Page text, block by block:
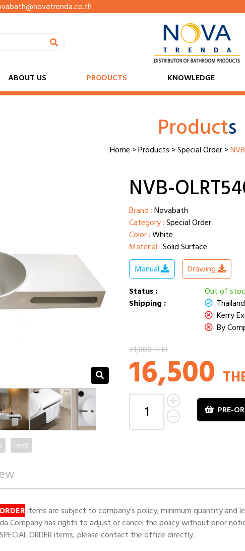
ABOUT US PRODUCTS KNOWLEDGE
Products
Home >Products >Special Order>
next
NVB-
Brand :Novabath
Category :Special Order
Color :White
Material :Solid Surface
Manual
Drawing
Status :
Shipping :
Out of
Kerry
By
21,000 THB
16,500
PRE-
items are subject to company's policy; minimum quantity and
Company has rights to adjust or cancel the policy without prior
ORDER items, please contact the office directly.